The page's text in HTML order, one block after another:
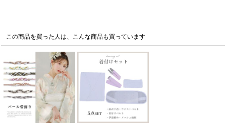
この商品を買った人は、こんな商品も買っています